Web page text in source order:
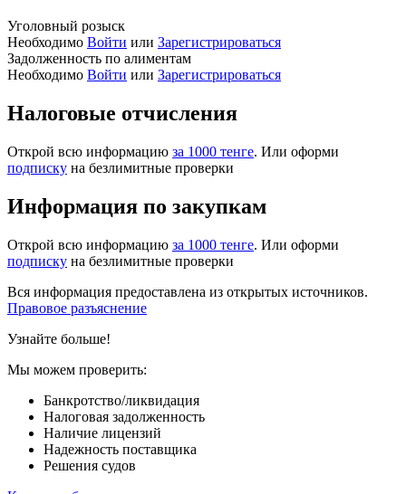
Уголовный розыск
Необходимо Войти или Зарегистрироваться
Задолженность по алиментам
Необходимо Войти или Зарегистрироваться
Налоговые отчисления
Открой всю информацию за 1000 тенге. Или оформи
подписку на безлимитные проверки
Информация по закупкам
Открой всю информацию за 1000 тенге. Или оформи
подписку на безлимитные проверки
Вся информация предоставлена из открытых источников.
Правовое разъяснение
Узнайте больше!
Мы можем проверить:
Банкротство/ликвидация
Налоговая задолженность
Наличие лицензий
Надежность поставщика
Решения судов